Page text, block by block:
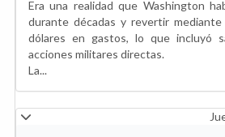
Era una realidad que Washington
durante décadas y revertir
dólares en gastos, lo que incluyó
acciones militares directas.
La...